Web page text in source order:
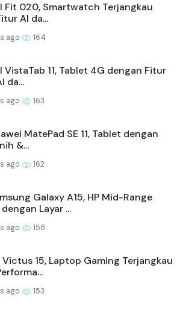
Fit 020, Smartwatch Terjangkau
AI da...
ago 164
VistaTab 11, Tablet 4G dengan Fitur
da...
ago 163
MatePad SE 11, Tablet dengan
&...
ago 162
Galaxy A15, HP Mid-Range
Layar ...
ago 158
Victus 15, Laptop Gaming Terjangkau
ago 153